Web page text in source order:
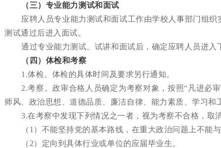
（三）专业能力测试和面试
应聘人员专业能力测试和面试工作由学校人事部门组织
测试通过后进入面试。
通过专业能力测试、试讲和面试后，确定应聘人员进入
（四）体检和考察
1.体检。体检的具体时间及要求另行通知。
2.考察。政审合格人员确定为考察对象，按照“凡进必
师风、政治思想、道德品质、廉洁自律、能力素质、学习和
3.在考察中发现下列情况之一者，视为考察不合格，取
（ 1）不能坚持党的基本路线，在重大政治问题上不能
（ 2）定向到具体行业或单位的应届毕业生。